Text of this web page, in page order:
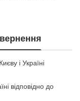
і Україні
відповідно до